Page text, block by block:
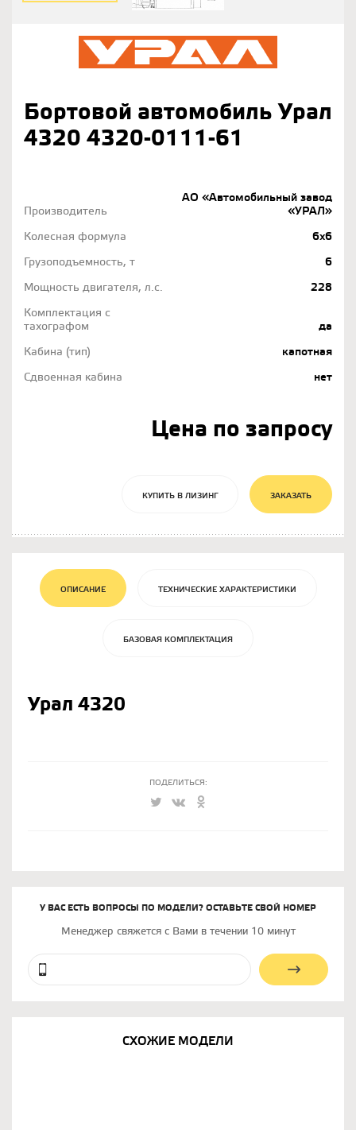
Бортовой автомобиль Урал
4320 4320-0111-61
Производитель
АО «Автомобильный завод
«УРАЛ»
Колесная формула
6х6
Грузоподъемность, т
6
Мощность двигателя, л.с.
228
Комплектация с
тахографом
да
Кабина (тип)
капотная
Сдвоенная кабина
нет
Цена по запросу
КУПИТЬ В ЛИЗИНГ ЗАКАЗАТЬ
ОПИСАНИЕ ТЕХНИЧЕСКИЕ ХАРАКТЕРИСТИКИ
БАЗОВАЯ КОМПЛЕКТАЦИЯ
Урал 4320
ПОДЕЛИТЬСЯ:
У ВАС ЕСТЬ ВОПРОСЫ ПО МОДЕЛИ? ОСТАВЬТЕ СВОЙ НОМЕР
Менеджер свяжется с Вами в течении 10 минут
СХОЖИЕ МОДЕЛИ